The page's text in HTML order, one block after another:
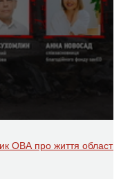
ОВА про життя області